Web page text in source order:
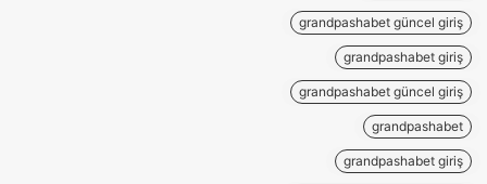
grandpashabet güncel giriş
grandpashabet giriş
grandpashabet güncel giriş
grandpashabet
grandpashabet giriş